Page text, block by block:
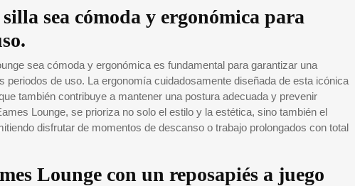
sea cómoda y ergonómica para
sea cómoda y ergonómica es fundamental para garantizar una
periodos de uso. La ergonomía cuidadosamente diseñada de esta icónica
también contribuye a mantener una postura adecuada y prevenir
Lounge, se prioriza no solo el estilo y la estética, sino también el
disfrutar de momentos de descanso o trabajo prolongados con total
Lounge con un reposapiés a juego